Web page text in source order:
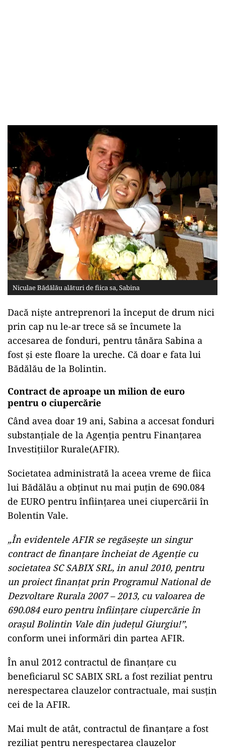
Niculae Bădălău alături de fiica sa, Sabina
Dacă niște antreprenori la început de drum nici
prin cap nu le-ar trece să se încumete la
accesarea de fonduri, pentru tânăra Sabina a
fost și este floare la ureche. Că doar e fata lui
Bădălău de la Bolintin.
Contract de aproape un milion de euro
pentru o ciupercărie
Când avea doar 19 ani, Sabina a accesat fonduri
substanțiale de la Agenția pentru Finanțarea
Investițiilor Rurale(AFIR).
Societatea administrată la aceea vreme de fiica
lui Bădălău a obținut nu mai puțin de 690.084
de EURO pentru înființarea unei ciupercării în
Bolentin Vale.
„În evidentele AFIR se regăsește un singur
contract de finanțare încheiat de Agenție cu
societatea SC SABIX SRL, in anul 2010, pentru
un proiect finanțat prin Programul National de
Dezvoltare Rurala 2007 – 2013, cu valoarea de
690.084 euro pentru înființare ciupercărie în
orașul Bolintin Vale din județul Giurgiu!”,
conform unei informări din partea AFIR.
În anul 2012 contractul de finanțare cu
beneficiarul SC SABIX SRL a fost reziliat pentru
nerespectarea clauzelor contractuale, mai susțin
cei de la AFIR.
Mai mult de atât, contractul de finanțare a fost
reziliat pentru nerespectarea clauzelor